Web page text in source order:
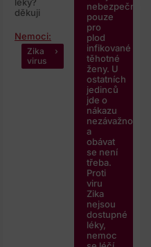
děkuji
Nemoci:
Zika
virus
nebezpečná
pouze
pro
plod
infikované
těhotné
ženy. U
ostatních
jedinců
jde o
nákazu
nezávažnou
a
obávat
se není
třeba.
Proti
viru
Zika
nejsou
dostupné
léky,
nemoc